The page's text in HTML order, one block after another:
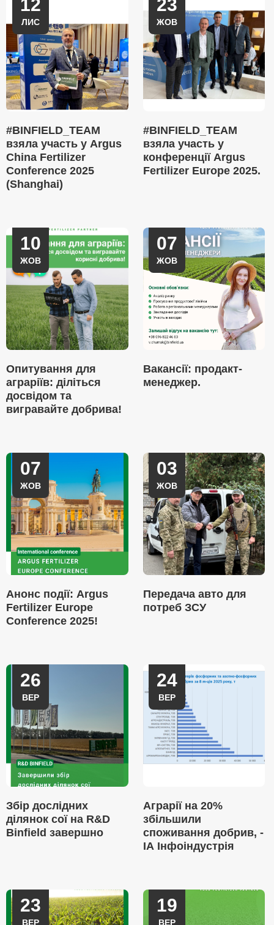
12
ЛИС
#BINFIELD_TEAM
взяла участь у Argus
China Fertilizer
Conference 2025
(Shanghai)
23
ЖОВ
#BINFIELD_TEAM
взяла участь у
конференції Argus
Fertilizer Europe 2025.
10
ЖОВ
Опитування для
аграріїв: діліться
досвідом та
вигравайте добрива!
07
ЖОВ
Вакансії: продакт-
менеджер.
07
ЖОВ
Анонс події: Argus
Fertilizer Europe
Conference 2025!
03
ЖОВ
Передача авто для
потреб ЗСУ
26
ВЕР
Збір дослідних
ділянок сої на R&D
Binfield завершно
24
ВЕР
Аграрії на 20%
збільшили
споживання добрив, -
ІА Інфоіндустрія
23
ВЕР
19
ВЕР